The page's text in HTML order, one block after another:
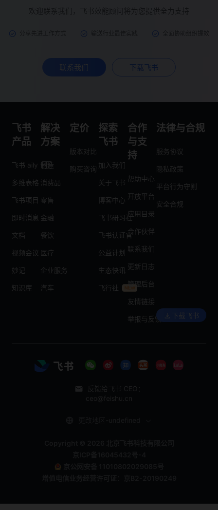
联系我们 下载飞书
飞书
产品
飞书 aily
多维表格
飞书项目
即时消息
文档
视频会议
妙记
知识库
解决
方案
制造
消费品
零售
金融
餐饮
医疗
企业服务
汽车
定价
版本对比
购买咨询
探索
飞书
加入我们
关于飞书
博客中心
飞书研习社
飞书认证官
公益计划
生态快讯
飞行社
合作
与支
持
帮助中心
开放平台
应用目录
合作伙伴
联系我们
更新日志
管理后台
友情链接
举报与反馈
法律与合规
服务协议
隐私政策
平台行为守则
安全合规
下载飞书
反馈给飞书 CEO：
ceo@feishu.cn